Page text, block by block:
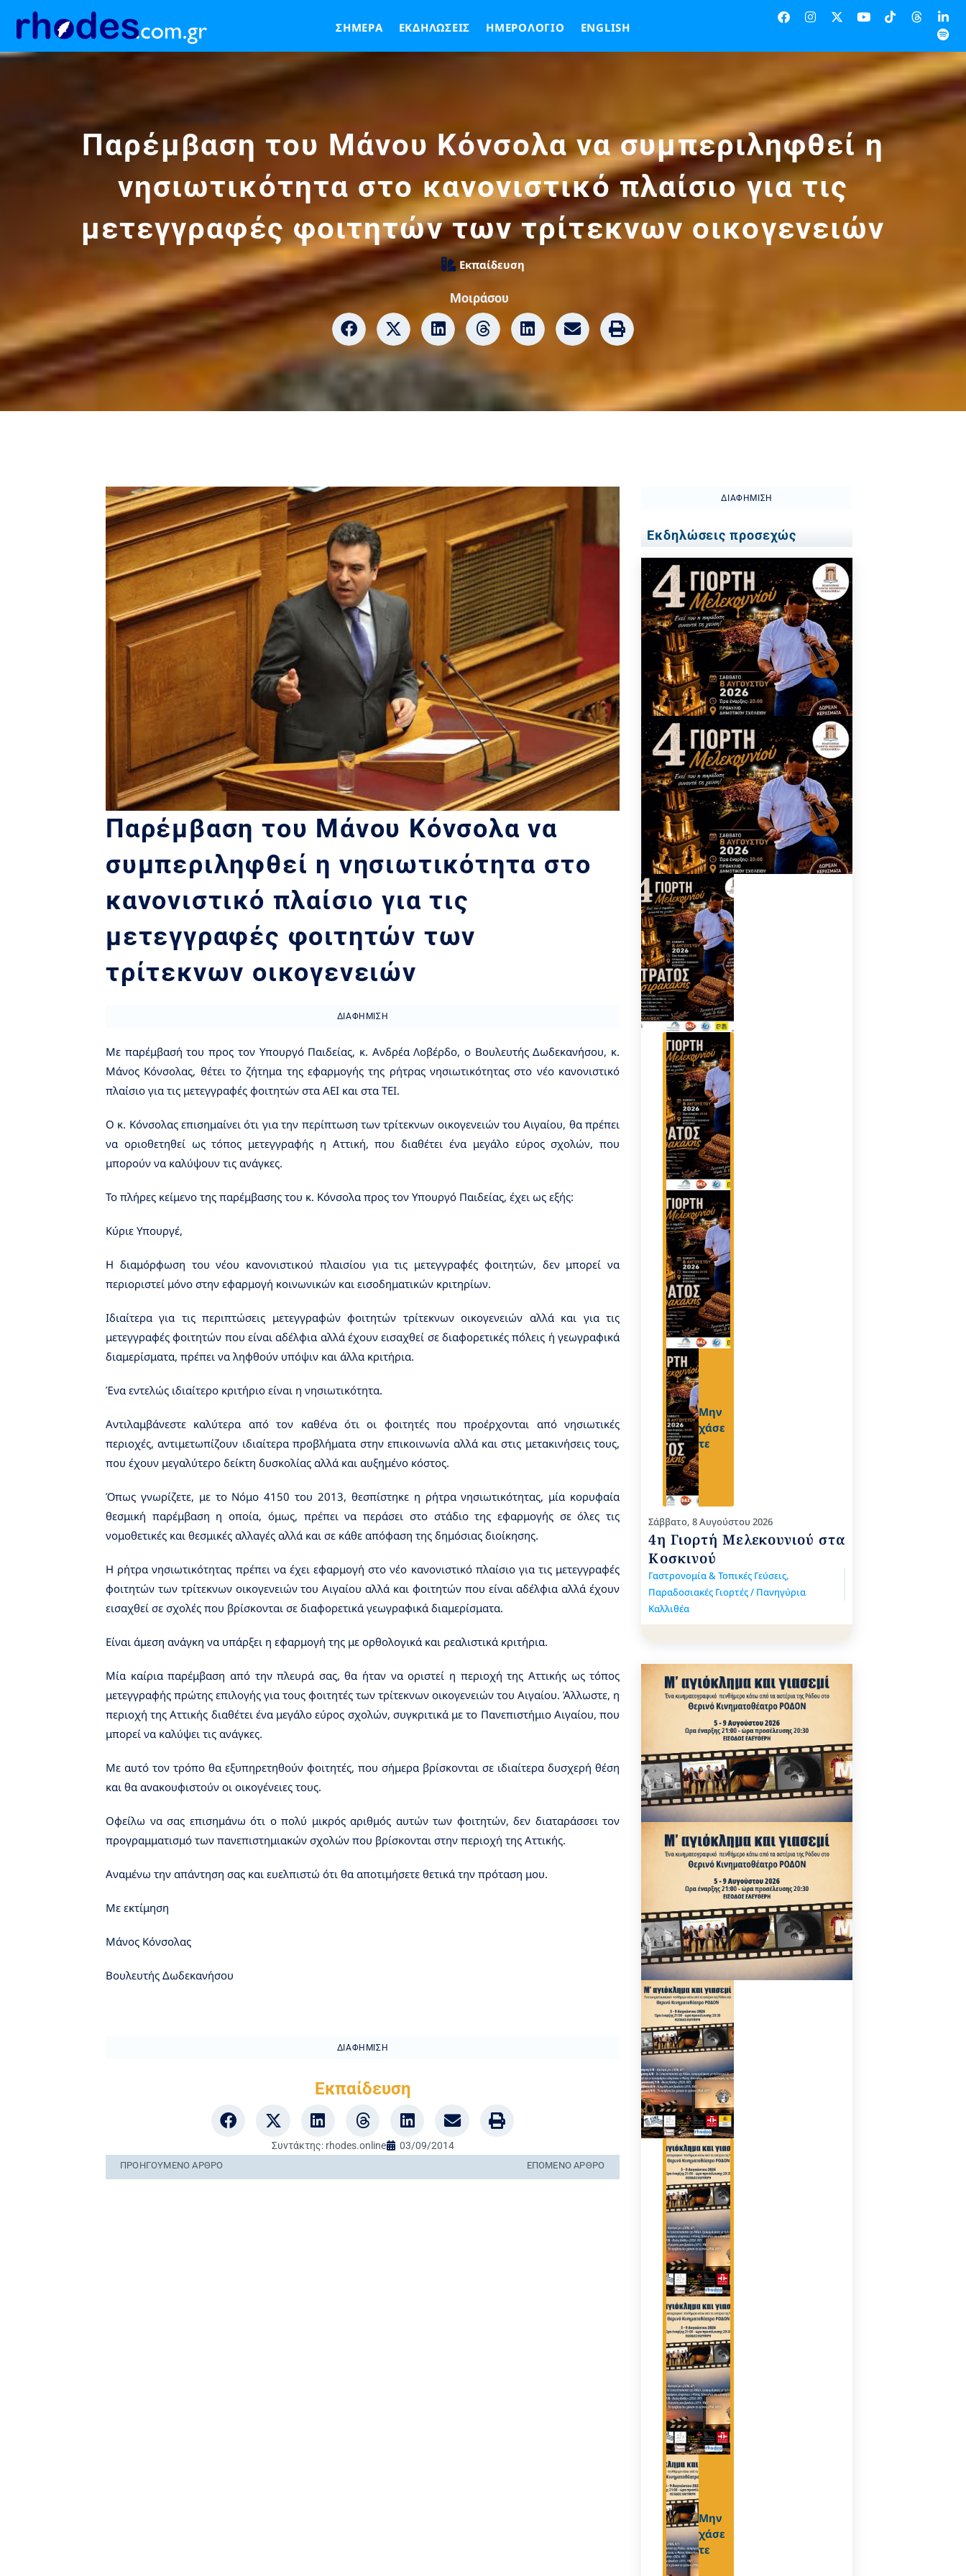
ΣΉΜΕΡΑ ΕΚΔΗΛΏΣΕΙΣ ΗΜΕΡΟΛΌΓΙΟ ENGLISH
Παρέμβαση του Μάνου Κόνσολα να συμπεριληφθεί η
νησιωτικότητα στο κανονιστικό πλαίσιο για τις
μετεγγραφές φοιτητών των τρίτεκνων οικογενειών
Εκπαίδευση
Μοιράσου
Παρέμβαση του Μάνου Κόνσολα να
συμπεριληφθεί η νησιωτικότητα στο
κανονιστικό πλαίσιο για τις
μετεγγραφές φοιτητών των
τρίτεκνων οικογενειών
ΔΙΑΦΉΜΙΣΗ
Με παρέμβασή του προς τον Υπουργό Παιδείας, κ. Ανδρέα Λοβέρδο, ο Βουλευτής Δωδεκανήσου, κ.
Μάνος Κόνσολας, θέτει το ζήτημα της εφαρμογής της ρήτρας νησιωτικότητας στο νέο κανονιστικό
πλαίσιο για τις μετεγγραφές φοιτητών στα ΑΕΙ και στα ΤΕΙ.
Ο κ. Κόνσολας επισημαίνει ότι για την περίπτωση των τρίτεκνων οικογενειών του Αιγαίου, θα πρέπει
να οριοθετηθεί ως τόπος μετεγγραφής η Αττική, που διαθέτει ένα μεγάλο εύρος σχολών, που
μπορούν να καλύψουν τις ανάγκες.
Το πλήρες κείμενο της παρέμβασης του κ. Κόνσολα προς τον Υπουργό Παιδείας, έχει ως εξής:
Κύριε Υπουργέ,
Η διαμόρφωση του νέου κανονιστικού πλαισίου για τις μετεγγραφές φοιτητών, δεν μπορεί να
περιοριστεί μόνο στην εφαρμογή κοινωνικών και εισοδηματικών κριτηρίων.
Ιδιαίτερα για τις περιπτώσεις μετεγγραφών φοιτητών τρίτεκνων οικογενειών αλλά και για τις
μετεγγραφές φοιτητών που είναι αδέλφια αλλά έχουν εισαχθεί σε διαφορετικές πόλεις ή γεωγραφικά
διαμερίσματα, πρέπει να ληφθούν υπόψιν και άλλα κριτήρια.
Ένα εντελώς ιδιαίτερο κριτήριο είναι η νησιωτικότητα.
Αντιλαμβάνεστε καλύτερα από τον καθένα ότι οι φοιτητές που προέρχονται από νησιωτικές
περιοχές, αντιμετωπίζουν ιδιαίτερα προβλήματα στην επικοινωνία αλλά και στις μετακινήσεις τους,
που έχουν μεγαλύτερο δείκτη δυσκολίας αλλά και αυξημένο κόστος.
Όπως γνωρίζετε, με το Νόμο 4150 του 2013, θεσπίστηκε η ρήτρα νησιωτικότητας, μία κορυφαία
θεσμική παρέμβαση η οποία, όμως, πρέπει να περάσει στο στάδιο της εφαρμογής σε όλες τις
νομοθετικές και θεσμικές αλλαγές αλλά και σε κάθε απόφαση της δημόσιας διοίκησης.
Η ρήτρα νησιωτικότητας πρέπει να έχει εφαρμογή στο νέο κανονιστικό πλαίσιο για τις μετεγγραφές
φοιτητών των τρίτεκνων οικογενειών του Αιγαίου αλλά και φοιτητών που είναι αδέλφια αλλά έχουν
εισαχθεί σε σχολές που βρίσκονται σε διαφορετικά γεωγραφικά διαμερίσματα.
Είναι άμεση ανάγκη να υπάρξει η εφαρμογή της με ορθολογικά και ρεαλιστικά κριτήρια.
Μία καίρια παρέμβαση από την πλευρά σας, θα ήταν να οριστεί η περιοχή της Αττικής ως τόπος
μετεγγραφής πρώτης επιλογής για τους φοιτητές των τρίτεκνων οικογενειών του Αιγαίου. Άλλωστε, η
περιοχή της Αττικής διαθέτει ένα μεγάλο εύρος σχολών, συγκριτικά με το Πανεπιστήμιο Αιγαίου, που
μπορεί να καλύψει τις ανάγκες.
Με αυτό τον τρόπο θα εξυπηρετηθούν φοιτητές, που σήμερα βρίσκονται σε ιδιαίτερα δυσχερή θέση
και θα ανακουφιστούν οι οικογένειες τους.
Οφείλω να σας επισημάνω ότι ο πολύ μικρός αριθμός αυτών των φοιτητών, δεν διαταράσσει τον
προγραμματισμό των πανεπιστημιακών σχολών που βρίσκονται στην περιοχή της Αττικής.
Αναμένω την απάντηση σας και ευελπιστώ ότι θα αποτιμήσετε θετικά την πρόταση μου.
Με εκτίμηση
Μάνος Κόνσολας
Βουλευτής Δωδεκανήσου
ΔΙΑΦΉΜΙΣΗ
Εκπαίδευση
Συντάκτης:rhodes.online 03/09/2014
ΠΡΟΗΓΟΎΜΕΝO ΆΡΘΡΟ ΕΠΌΜΕΝΟ ΆΡΘΡΟ
ΔΙΑΦΉΜΙΣΗ
Εκδηλώσεις προσεχώς
Μην
χάσε
τε
Σάββατο, 8 Αυγούστου 2026
4η Γιορτή Μελεκουνιού στα
Κοσκινού
Γαστρονομία & Τοπικές Γεύσεις,
Παραδοσιακές Γιορτές / Πανηγύρια
Καλλιθέα
Μην
χάσε
τε